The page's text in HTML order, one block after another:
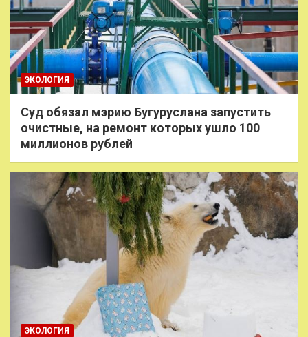
ЭКОЛОГИЯ
Суд обязал мэрию Бугуруслана запустить
очистные, на ремонт которых ушло 100
миллионов рублей
ЭКОЛОГИЯ